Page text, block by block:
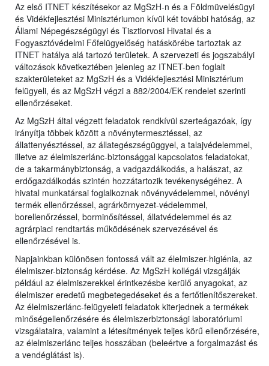
Az első ITNET készítésekor az MgSzH-n és a Földmüvelésügyi
és Vidékfejlesztési Minisztériumon kívül két további hatóság, az
Állami Népegészségügyi és Tisztiorvosi Hivatal és a
Fogyasztóvédelmi Főfelügyelőség hatáskörébe tartoztak az
ITNET hatálya alá tartozó területek. A szervezeti és jogszabályi
változások következtében jelenleg az ITNET-ben foglalt
szakterületeket az MgSzH és a Vidékfejlesztési Minisztérium
felügyeli, és az MgSzH végzi a 882/2004/EK rendelet szerinti
ellenőrzéseket.
Az MgSzH által végzett feladatok rendkívül szerteágazóak, így
irányítja többek között a növénytermesztéssel, az
állattenyésztéssel, az állategészségüggyel, a talajvédelemmel,
illetve az élelmiszerlánc-biztonsággal kapcsolatos feladatokat,
de a takarmánybiztonság, a vadgazdálkodás, a halászat, az
erdőgazdálkodás szintén hozzátartozik tevékenységéhez. A
hivatal munkatársai foglalkoznak növényvédelemmel, növényi
termék ellenőrzéssel, agrárkörnyezet-védelemmel,
borellenőrzéssel, borminősítéssel, állatvédelemmel és az
agrárpiaci rendtartás működésének szervezésével és
ellenőrzésével is.
Napjainkban különösen fontossá vált az élelmiszer-higiénia, az
élelmiszer-biztonság kérdése. Az MgSzH kollégái vizsgálják
például az élelmiszerekkel érintkezésbe kerülő anyagokat, az
élelmiszer eredetű megbetegedéseket és a fertőtlenítőszereket.
Az élelmiszerlánc-felügyeleti feladatok kiterjednek a termékek
minőségellenőrzésére és élelmiszerbiztonsági laboratóriumi
vizsgálataira, valamint a létesítmények teljes körű ellenőrzésére,
az élelmiszerlánc teljes hosszában (beleértve a forgalmazást és
a vendéglátást is).